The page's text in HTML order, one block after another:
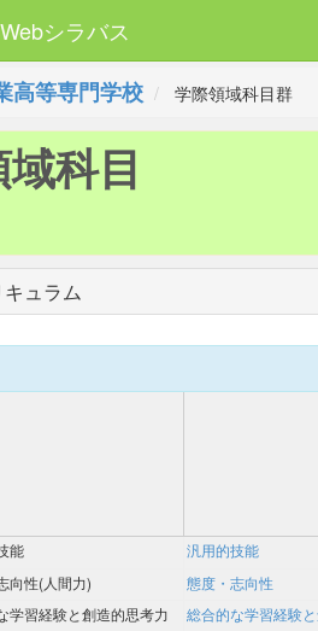
シラバス
高等専門学校 学際領域科目群
科目
ュラム
能
向性(人間力)
学習経験と創造的思考力
汎用的技能
態度・志向性
総合的な学習経験